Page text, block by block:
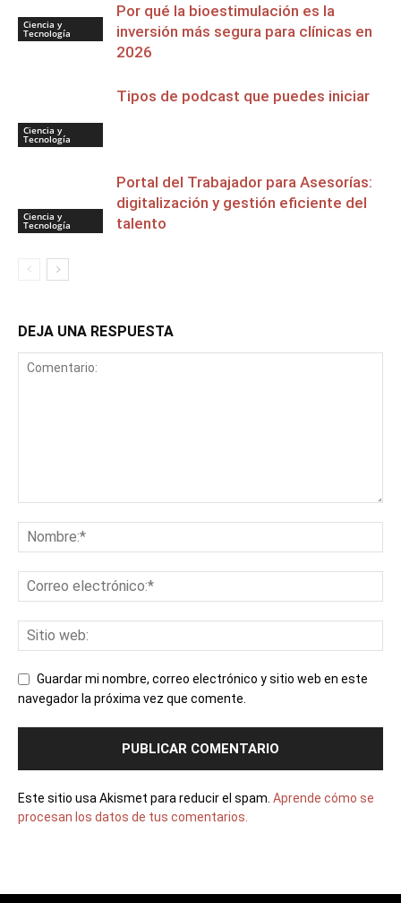
Ciencia y
Tecnología
Por qué la bioestimulación es la
inversión más segura para clínicas en
2026
Ciencia y
Tecnología
Tipos de podcast que puedes iniciar
Ciencia y
Tecnología
Portal del Trabajador para Asesorías:
digitalización y gestión eficiente del
talento
DEJA UNA RESPUESTA
Guardar mi nombre, correo electrónico y sitio web en este
navegador la próxima vez que comente.
Este sitio usa Akismet para reducir el spam. Aprende cómo se
procesan los datos de tus comentarios.